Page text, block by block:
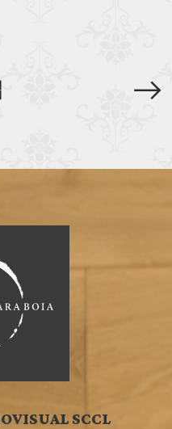
SCCL